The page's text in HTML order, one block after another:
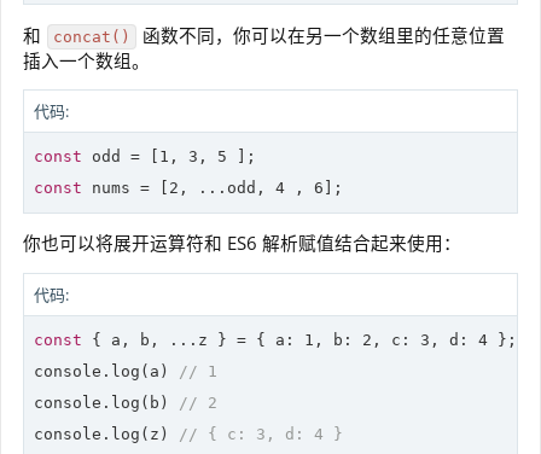
和 concat()
函数不同，你可以在另一个数组里的任意位置
插入一个数组。
代码:
const odd = [ 1 , 3 , 5
const nums = [ 2 , ...odd, 4 , 6 ];
你也可以将展开运算符和 ES6 解析赋值结合起来使用：
代码:
const { a, b, ...z } = { a: 1 , b: 2 , c: 3 , d: 4 };
console. log (a)
// 1
console. log (b)
// 2
console. log (z) // { c: 3, d: 4 }